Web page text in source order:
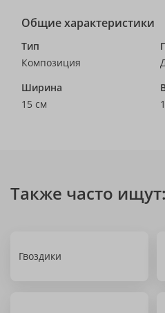
Общие характеристики
Тип
Композиция
Ширина
15 см
Также часто ищут:
Гвоздики